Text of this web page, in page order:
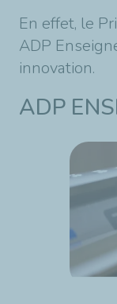
En effet, le
ADP
innovation.
ADP